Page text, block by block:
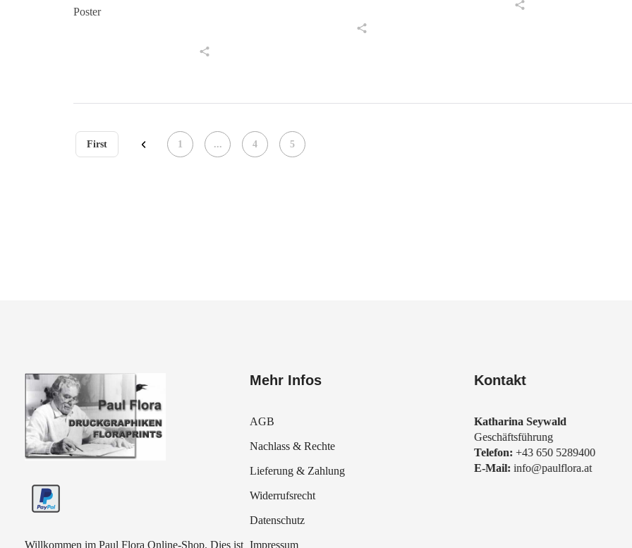
Poster
First 1 ... 4 5
Willkommen im Paul Flora Online-Shop. Dies ist
Mehr Infos
AGB
Nachlass & Rechte
Lieferung & Zahlung
Widerrufsrecht
Datenschutz
Impressum
Kontakt
Katharina Seywald
Geschäftsführung
Telefon: +43 650 5289400
E-Mail: info@paulflora.at